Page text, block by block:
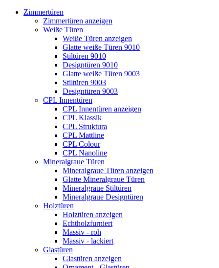
Zimmertüren
Zimmertüren anzeigen
Weiße Türen
Weiße Türen anzeigen
Glatte weiße Türen 9010
Stiltüren 9010
Designtüren 9010
Glatte weiße Türen 9003
Stiltüren 9003
Designtüren 9003
CPL Innentüren
CPL Innentüren anzeigen
CPL Klassik
CPL Struktura
CPL Mattline
CPL Colour
CPL Nanoline
Mineralgraue Türen
Mineralgraue Türen anzeigen
Glatte Mineralgraue Türen
Mineralgraue Stiltüren
Mineralgraue Designtüren
Holztüren
Holztüren anzeigen
Echtholzfurniert
Massiv - roh
Massiv - lackiert
Glastüren
Glastüren anzeigen